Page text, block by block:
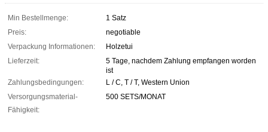
Min Bestellmenge:
1 Satz
Preis:
negotiable
Verpackung Informationen:
Holzetui
Lieferzeit:
5 Tage, nachdem Zahlung empfangen worden
ist
Zahlungsbedingungen:
L / C, T / T, Western Union
Versorgungsmaterial-
Fähigkeit:
500 SETS/MONAT